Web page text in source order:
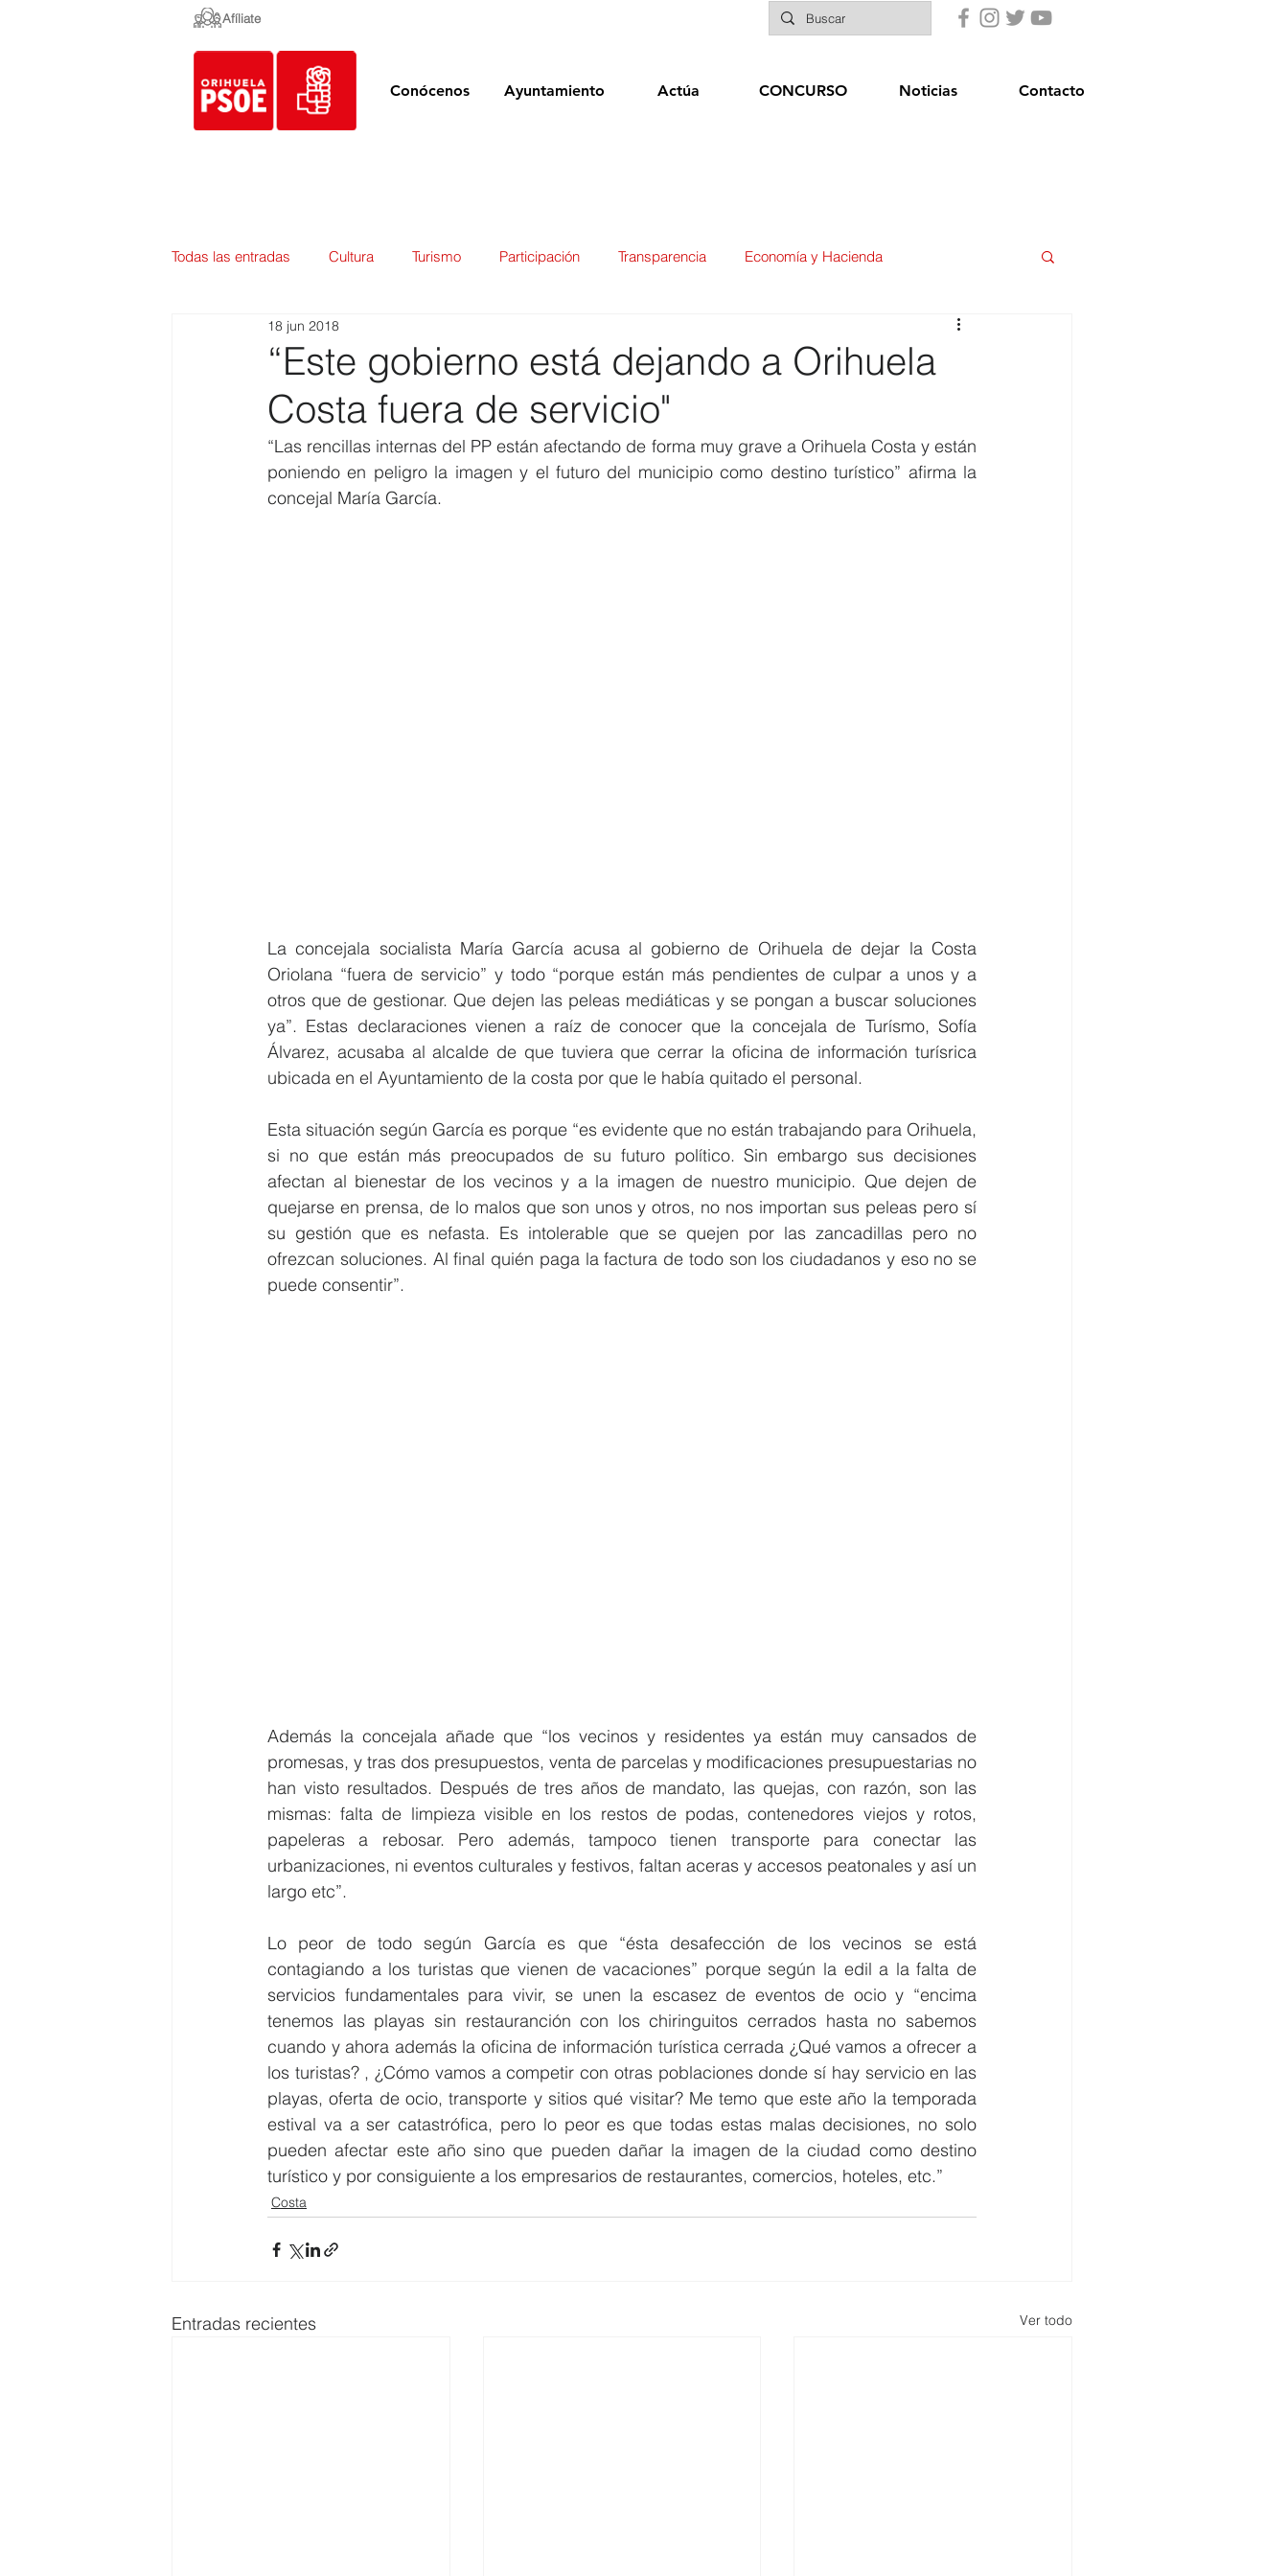
Afíliate
Conócenos Ayuntamiento Actúa CONCURSO Noticias Contacto
Todas las entradas Cultura Turismo Participación Transparencia Economía y Hacienda
Empleo y Contratación Seguridad Ciudadana
Urbanismo Mercados Educación Sanidad Patrimonio
Medio Ambiente Elecciones 2019 Recursos Humanos
“Este gobierno está dejando a Orihuela
Costa fuera de servicio"
18 jun 2018
“Las rencillas internas del PP están afectando de forma muy grave a Orihuela Costa y están
poniendo en peligro la imagen y el futuro del municipio como destino turístico” afirma la
concejal María García.
La concejala socialista María García acusa al gobierno de Orihuela de dejar la Costa
Oriolana “fuera de servicio” y todo “porque están más pendientes de culpar a unos y a
otros que de gestionar. Que dejen las peleas mediáticas y se pongan a buscar soluciones
ya”. Estas declaraciones vienen a raíz de conocer que la concejala de Turísmo, Sofía
Álvarez, acusaba al alcalde de que tuviera que cerrar la oficina de información turísrica
ubicada en el Ayuntamiento de la costa por que le había quitado el personal.
Esta situación según García es porque “es evidente que no están trabajando para Orihuela,
si no que están más preocupados de su futuro político. Sin embargo sus decisiones
afectan al bienestar de los vecinos y a la imagen de nuestro municipio. Que dejen de
quejarse en prensa, de lo malos que son unos y otros, no nos importan sus peleas pero sí
su gestión que es nefasta. Es intolerable que se quejen por las zancadillas pero no
ofrezcan soluciones. Al final quién paga la factura de todo son los ciudadanos y eso no se
puede consentir”.
Además la concejala añade que “los vecinos y residentes ya están muy cansados de
promesas, y tras dos presupuestos, venta de parcelas y modificaciones presupuestarias no
han visto resultados. Después de tres años de mandato, las quejas, con razón, son las
mismas: falta de limpieza visible en los restos de podas, contenedores viejos y rotos,
papeleras a rebosar. Pero además, tampoco tienen transporte para conectar las
urbanizaciones, ni eventos culturales y festivos, faltan aceras y accesos peatonales y así un
largo etc”.
Lo peor de todo según García es que “ésta desafección de los vecinos se está
contagiando a los turistas que vienen de vacaciones” porque según la edil a la falta de
servicios fundamentales para vivir, se unen la escasez de eventos de ocio y “encima
tenemos las playas sin restauranción con los chiringuitos cerrados hasta no sabemos
cuando y ahora además la oficina de información turística cerrada ¿Qué vamos a ofrecer a
los turistas? , ¿Cómo vamos a competir con otras poblaciones donde sí hay servicio en las
playas, oferta de ocio, transporte y sitios qué visitar? Me temo que este año la temporada
estival va a ser catastrófica, pero lo peor es que todas estas malas decisiones, no solo
pueden afectar este año sino que pueden dañar la imagen de la ciudad como destino
turístico y por consiguiente a los empresarios de restaurantes, comercios, hoteles, etc.”
Costa
Entradas recientes Ver todo